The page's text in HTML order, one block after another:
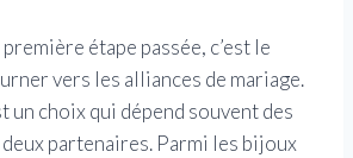
étape passée, c’est le
vers les alliances de mariage.
un choix qui dépend souvent des
partenaires. Parmi les bijoux